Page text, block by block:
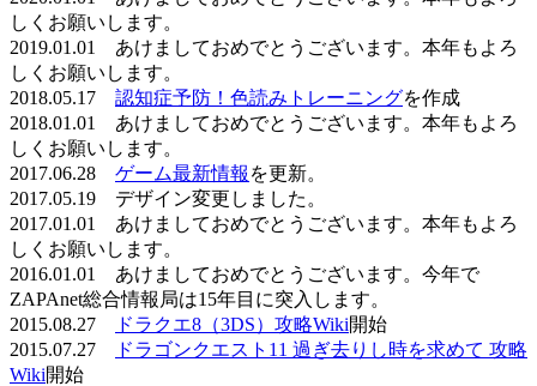
しくお願いします。
2019.01.01 あけましておめでとうございます。本年もよろ
しくお願いします。
2018.05.17 認知症予防！色読みトレーニングを作成
2018.01.01 あけましておめでとうございます。本年もよろ
しくお願いします。
2017.06.28 ゲーム最新情報 を更新。
2017.05.19 デザイン変更しました。
2017.01.01 あけましておめでとうございます。本年もよろ
しくお願いします。
2016.01.01 あけましておめでとうございます。今年で
ZAPAnet総合情報局は15年目に突入します。
2015.08.27
ドラクエ8（3DS）攻略Wiki開始
2015.07.27
ドラゴンクエスト11 過ぎ去りし時を求めて 攻略
Wiki開始